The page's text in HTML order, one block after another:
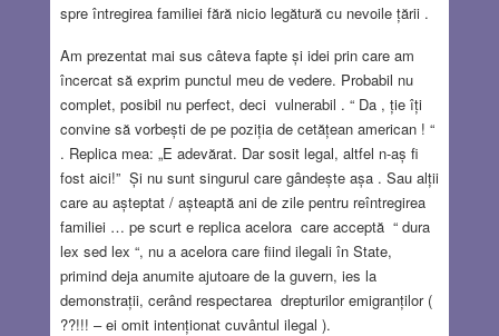
spre întregirea familiei fără nicio legătură cu nevoile țării .
Am prezentat mai sus câteva fapte și idei prin care am
încercat să exprim punctul meu de vedere. Probabil nu
complet, posibil nu perfect, deci vulnerabil . “ Da , ție îți
convine să vorbești de pe poziția de cetățean american ! “
. Replica mea: „E adevărat. Dar sosit legal, altfel n-aș fi
fost aici!” Și nu sunt singurul care gândește așa . Sau alții
care au așteptat / așteaptă ani de zile pentru reîntregirea
familiei … pe scurt e replica acelora care acceptă “ dura
lex sed lex “, nu a acelora care fiind ilegali în State,
primind deja anumite ajutoare de la guvern, ies la
demonstrații, cerând respectarea drepturilor emigranților (
??!!! – ei omit intenționat cuvântul ilegal ).